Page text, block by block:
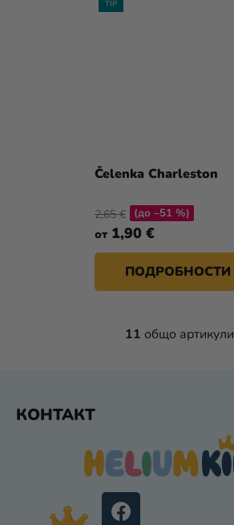
TIP
Čelenka Charleston
от 1,90 €
2,65 € (до –51 %)
ПОДРОБНОСТИ
К
Л
Н
И
11 общо артикули
КОНТАКТ